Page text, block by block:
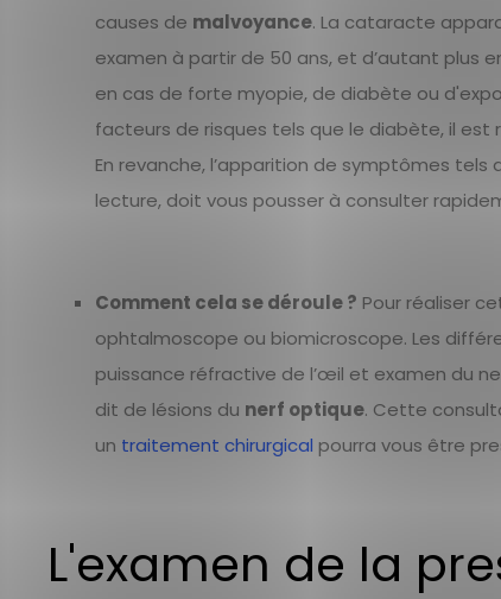
causes de malvoyance. La cataracte
examen à partir de 50 ans, et d’autant plus
en cas de forte myopie, de diabète ou
facteurs de risques tels que le diabète, il
En revanche, l’apparition de symptômes tels
lecture, doit vous pousser à consulter
Comment cela se déroule ? Pour réaliser
ophtalmoscope ou biomicroscope. Les
puissance réfractive de l’œil et examen du
dit de lésions du nerf optique. Cette
un traitement chirurgical pourra vous être
L'examen de la